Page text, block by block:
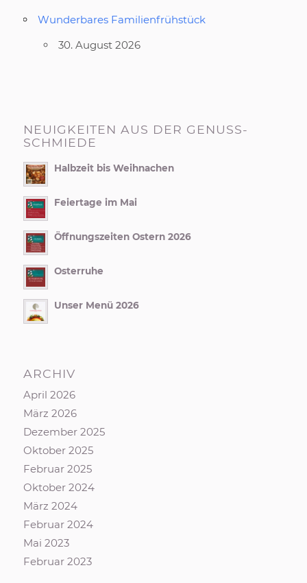
Wunderbares Familienfrühstück
30. August 2026
NEUIGKEITEN AUS DER GENUSS-
SCHMIEDE
Halbzeit bis Weihnachen
Feiertage im Mai
Öffnungszeiten Ostern 2026
Osterruhe
Unser Menü 2026
ARCHIV
April 2026
März 2026
Dezember 2025
Oktober 2025
Februar 2025
Oktober 2024
März 2024
Februar 2024
Mai 2023
Februar 2023